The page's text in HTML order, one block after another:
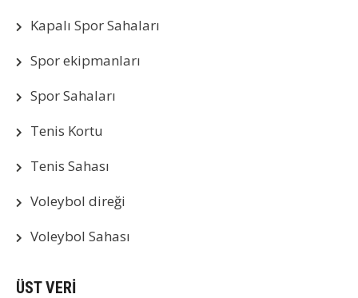
Kapalı Spor Sahaları
Spor ekipmanları
Spor Sahaları
Tenis Kortu
Tenis Sahası
Voleybol direği
Voleybol Sahası
ÜST VERI